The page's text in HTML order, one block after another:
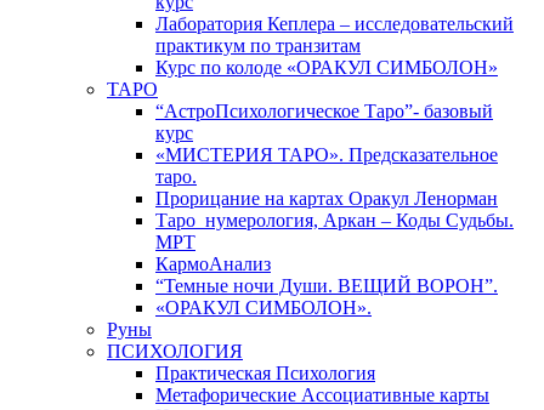
Лаборатория Кеплера – исследовательский
практикум по транзитам
Курс по колоде «ОРАКУЛ СИМБОЛОН»
ТАРО
“АстроПсихологическое Таро”- базовый
курс
«МИСТЕРИЯ ТАРО». Предсказательное
таро.
Прорицание на картах Оракул Ленорман
Таро_нумерология, Аркан – Коды Судьбы.
МРТ
КармоАнализ
“Темные ночи Души. ВЕЩИЙ ВОРОН”.
«ОРАКУЛ СИМБОЛОН».
Руны
ПСИХОЛОГИЯ
Практическая Психология
Метафорические Ассоциативные карты